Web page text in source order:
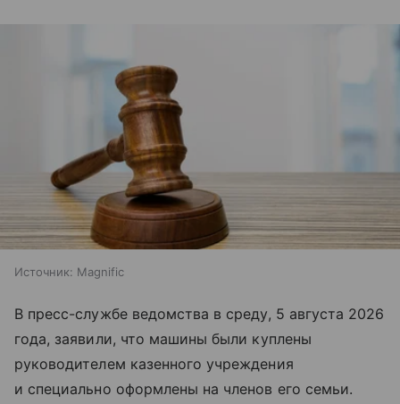
Источник: Magnific
В пресс-службе ведомства в среду, 5 августа 2026
года, заявили, что машины были куплены
руководителем казенного учреждения
и специально оформлены на членов его семьи.